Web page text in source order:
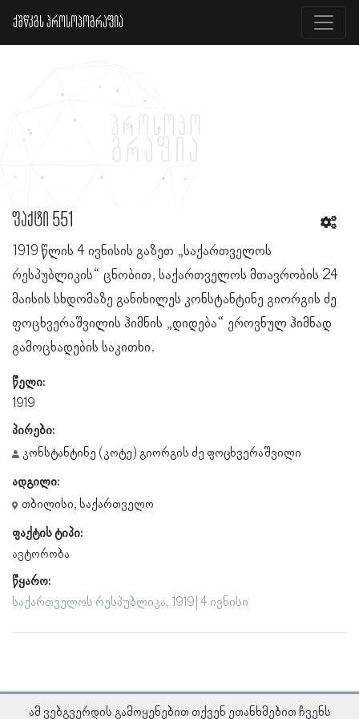
ქშწკგს პროსოპოგრაფია
ფაქტი 551
1919 წლის 4 ივნისის გაზეთ „საქართველოს
რესპუბლიკის“ ცნობით, საქართველოს მთავრობის 24
მაისის სხდომაზე განიხილეს კონსტანტინე გიორგის ძე
ფოცხვერაშვილის ჰიმნის „დიდება“ ეროვნულ ჰიმნად
გამოცხადების საკითხი.
წელი:
1919
პირები:
კონსტანტინე (კოტე) გიორგის ძე ფოცხვერაშვილი
ადგილი:
თბილისი, საქართველო
ფაქტის ტიპი:
ავტორობა
წყარო:
საქართველოს რესპუბლიკა, 1919 | 4 ივნისი
ამ ვებგვერდის გამოყენებით თქვენ ეთანხმებით ჩვენს